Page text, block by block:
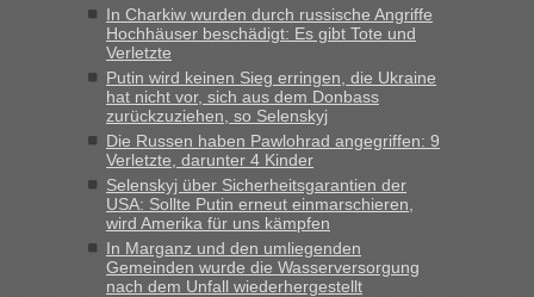
„Hallo Leute, ich weiß nicht, ob ich hier richtig bin mit meiner
Anfrage. Ich möchte 4 Umzugskartons mit gebrauchter
Straßen Kleidung bei der Einreise in die Ukraine
mitnehmen. Es ist gebrauchte Kleidung...“
Berichte und Reisetipps • Re: An welchem
Grenzübergang zwischen Polen und der Ukraine geht es am
schnellsten?
„Wir sind mit unserem Wohnmobil, wie geplant am Montag
15.6. in Krakovets rüber. Sehr zeitig los gegen 5 Uhr in der
Früh. Mit sehr sehr wenig Verkehr, super bis zur Grenze. Nur
8 PKW vor der Schranke....“
In Charkiw wurden durch russische Angriffe
Hochhäuser beschädigt: Es gibt Tote und
Verletzte
Putin wird keinen Sieg erringen, die Ukraine
hat nicht vor, sich aus dem Donbass
zurückzuziehen, so Selenskyj
Die Russen haben Pawlohrad angegriffen: 9
Verletzte, darunter 4 Kinder
Selenskyj über Sicherheitsgarantien der
USA: Sollte Putin erneut einmarschieren,
wird Amerika für uns kämpfen
In Marganz und den umliegenden
Gemeinden wurde die Wasserversorgung
nach dem Unfall wiederhergestellt